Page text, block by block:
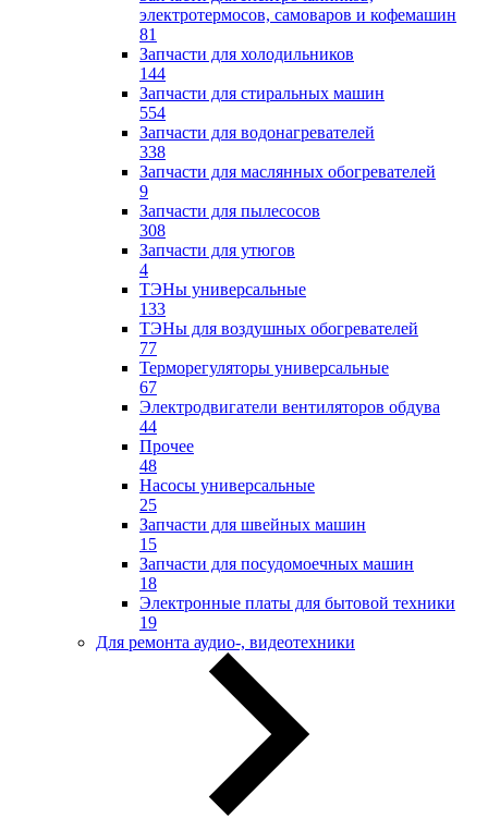
электротермосов, самоваров и кофемашин
81
Запчасти для холодильников
144
Запчасти для стиральных машин
554
Запчасти для водонагревателей
338
Запчасти для маслянных обогревателей
9
Запчасти для пылесосов
308
Запчасти для утюгов
4
ТЭНы универсальные
133
ТЭНы для воздушных обогревателей
77
Терморегуляторы универсальные
67
Электродвигатели вентиляторов обдува
44
Прочее
48
Насосы универсальные
25
Запчасти для швейных машин
15
Запчасти для посудомоечных машин
18
Электронные платы для бытовой техники
19
Для ремонта аудио-, видеотехники